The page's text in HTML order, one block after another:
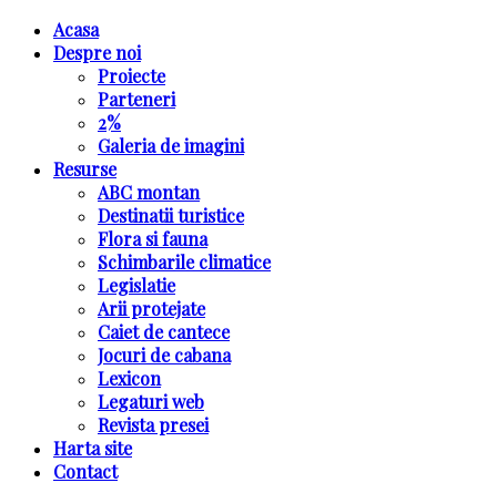
Acasa
Despre noi
Proiecte
Parteneri
2%
Galeria de imagini
Resurse
ABC montan
Destinatii turistice
Flora si fauna
Schimbarile climatice
Legislatie
Arii protejate
Caiet de cantece
Jocuri de cabana
Lexicon
Legaturi web
Revista presei
Harta site
Contact